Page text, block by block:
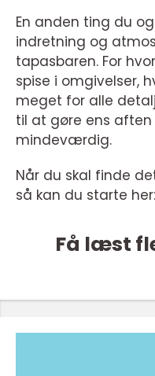
En anden ting du
indretning og
tapasbaren. For
spise i omgivelser,
meget for alle
til at gøre ens
mindeværdig.
Når du skal finde
så kan du starte her:
Få læst